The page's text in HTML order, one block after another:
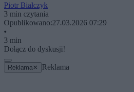
Piotr Białczyk
3 min czytania
Opublikowano:27.03.2026 07:29
•
3 min
Dołącz do dyskusji!
Reklama ✕ Reklama